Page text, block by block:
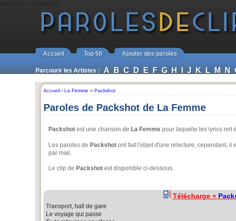
Accueil Top 50 Ajouter des paroles
Parcourir les Artistes : A B C D E F G H I J K L M N
Accueil › La Femme ›› Packshot
Paroles de Packshot de La Femme
Packshot est une chanson de La Femme pour laquelle les lyrics ont
Les paroles de Packshot ont fait l'objet d'une relecture, cependant, il
par mail.
Le clip de Packshot est disponible ci-dessous.
Télécharge «
Transport, hall de gare
Le voyage qui passe